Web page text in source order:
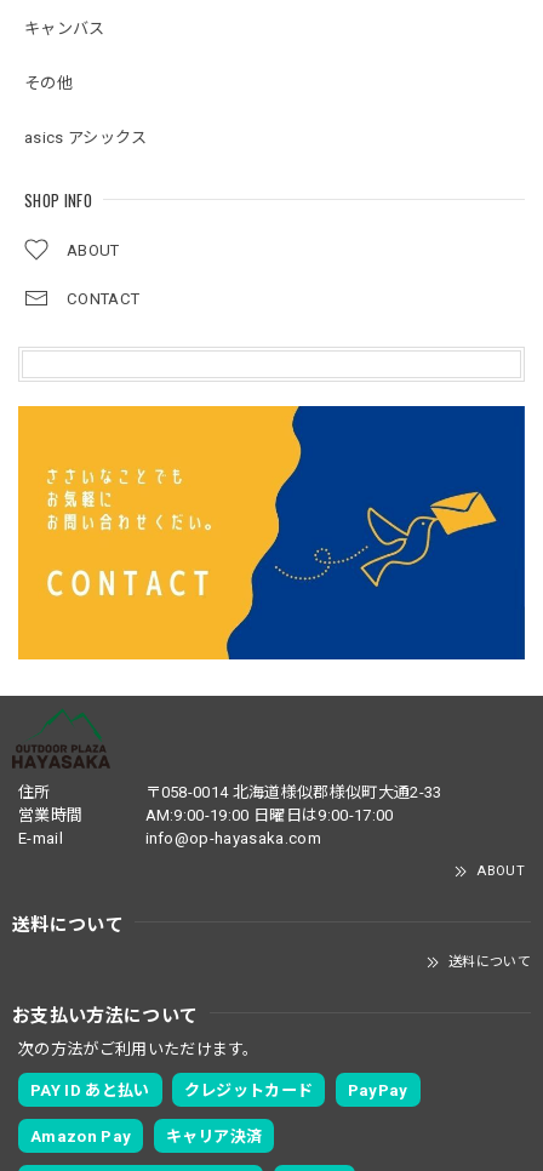
キャンバス
その他
asics アシックス
SHOP INFO
ABOUT
CONTACT
住所
〒058-0014 北海道様似郡様似町大通2-33
営業時間
AM:9:00-19:00 日曜日は9:00-17:00
E-mail
info@op-hayasaka.com
ABOUT
送料について
送料について
お支払い方法について
次の方法がご利用いただけます。
PAY ID あと払い クレジットカード PayPay
Amazon Pay キャリア決済